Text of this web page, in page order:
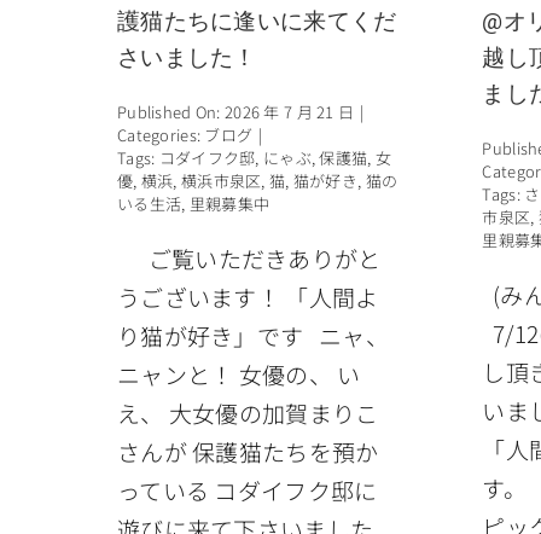
護猫たちに逢いに来てくだ
さいました！
Published On: 2026 年 7 月 21 日 |
Categories: ブログ |
Tags: コダイフク邸, にゃぶ,保護猫, 女
優, 横浜, 横浜市泉区, 猫, 猫が好き, 猫の
いる生活, 里親募集中
ご覧いただきありがと
うございます！ 「人間よ
り猫が好き」です ニャ、
ニャンと！ 女優の、 い
え、 大女優の加賀まりこ
さんが 保護猫たちを預か
っている コダイフク邸に
@オ
越し
まし
Tags:
市泉区,
里親募
(み
7/
し頂
いま
「
す。
ピッ